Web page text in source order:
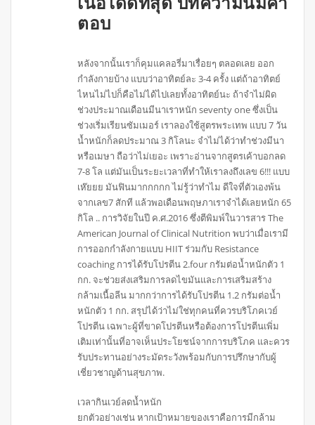
ตอบ
หลังจากนั้นเราก็คุมแคลอรี่มาเรื่อยๆ ตลอดเลย ออก
กำลังกายบ้าง แบบว่าอาทิตย์ละ 3-4 ครั้ง แต่ถ้าอาทิตย์
ไหนไม่ไปก็คือไม่ได้ไปเลยทั้งอาทิตย์นะ ถ้าจำไม่ผิด
ช่วงประมาณเดือนมีนาเราหนัก seventy one ซึ่งเป็น
ช่วงเริ่มเรียนซัมเมอร์ เราลองใช้สูตรพระเทพ แบบ 7 วัน
น้ำหนักก็ลดประมาณ 3 กิโลนะ จำไม่ได้ว่าทำช่วงมีนา
หรือเมษา ถือว่าไม่เยอะ เพราะอ่านจากสูตรเค้าบอกลด
7-8 โล แต่มันเป็นระยะเวลาที่ทำให้เราลงถึงเลข 6!!! แบบ
เห๊ยยย มันฟินมากกกกก ไม่รู้ว่าทำไม ดีใจที่ตัวเองพ้น
จากเลข7 สักที แล้วพอเดือนพฤษภาเราจำได้เลยหนัก 65
กิโล .. การวิจัยในปี ค.ศ.2016 ซึ่งตีพิมพ์ในวารสาร The
American Journal of Clinical Nutrition พบว่าเมื่อเรามี
การออกกำลังกายแบบ HIIT ร่วมกับ Resistance
coaching การได้รับโปรตีน 2.four กรัมต่อน้ำหนักตัว 1
กก. จะช่วยส่งเสริมการลดไขมันและการเสริมสร้าง
กล้ามเนื้อลีน มากกว่าการได้รับโปรตีน 1.2 กรัมต่อน้ำ
หนักตัว 1 กก. สรุปได้ว่าไม่ใช่ทุกคนที่ควรบริโภคเวย์
โปรตีน เฉพาะผู้ที่ขาดโปรตีนหรือต้องการโปรตีนเพิ่ม
เติมเท่านั้นที่อาจเห็นประโยชน์จากการบริโภค และควร
รับประทานอย่างระมัดระวังพร้อมกับการปรึกษากับผู้
เชี่ยวชาญด้านสุขภาพ.
เวลากินเวย์ลดน้ำหนัก
ยกตัวอย่างเช่น หากเป้าหมายของเราคือการมีกล้าม